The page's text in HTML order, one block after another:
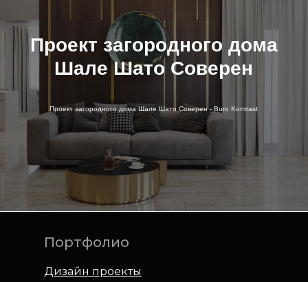
Проект загородного дома
Шале Шато Соверен
Проект загородного дома Шале Шато Соверен - Buro Kontrast
Портфолио
Дизайн проекты